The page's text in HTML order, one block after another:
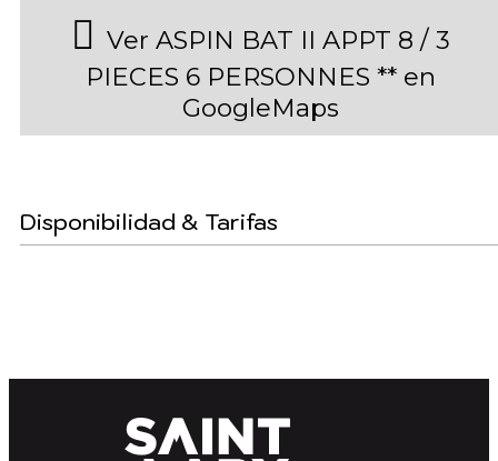
Ver ASPIN BAT II APPT 8 / 3
PIECES 6 PERSONNES ** en
GoogleMaps
Disponibilidad & Tarifas